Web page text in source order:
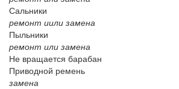
Сальники
ремонт иили замена
Пыльники
ремонт или замена
Не вращается барабан
Приводной ремень
замена